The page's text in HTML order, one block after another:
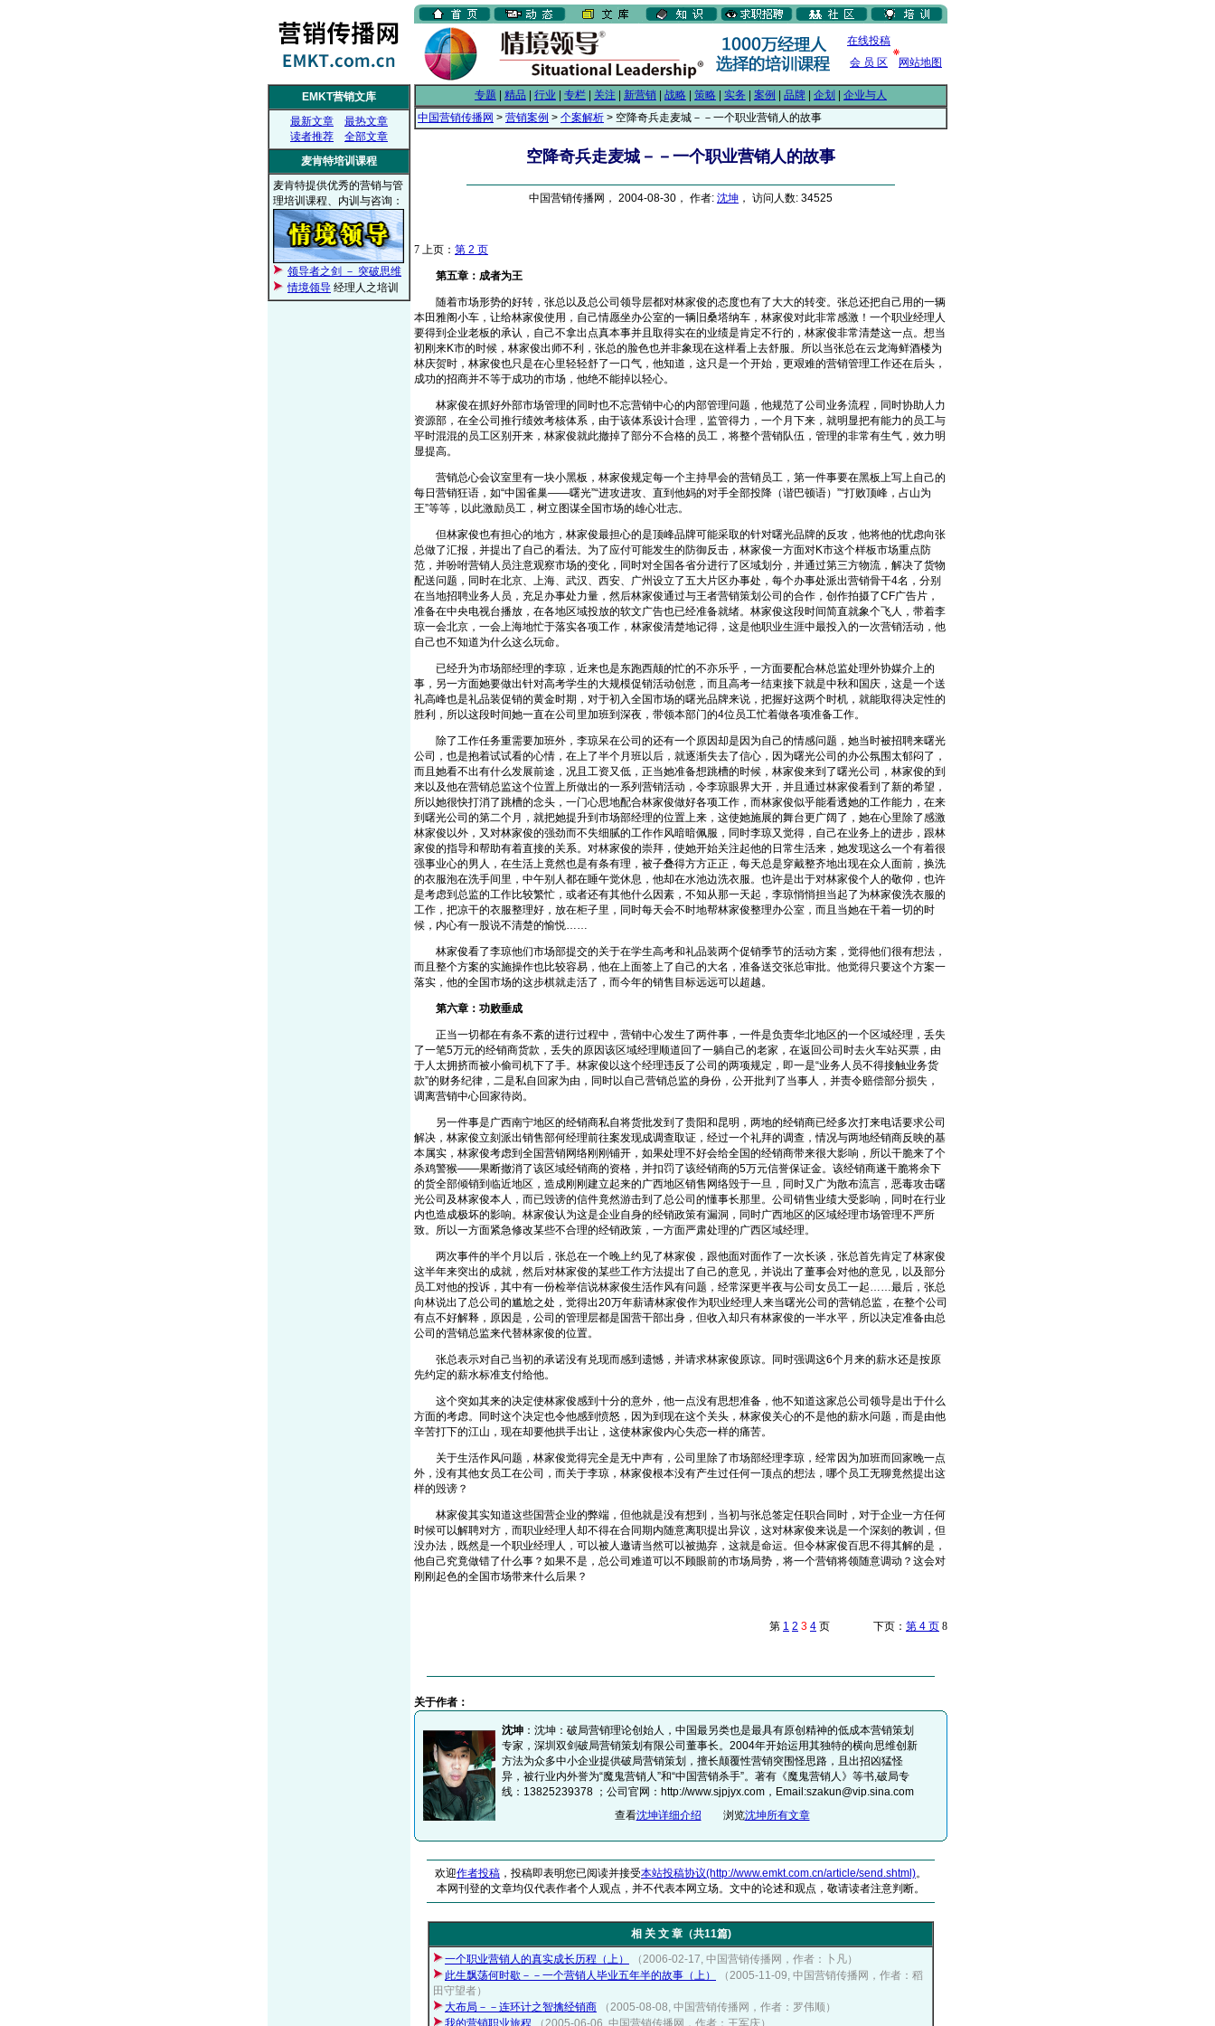
在线投稿
会 员 区
网站地图
EMKT营销文库
最新文章
最热文章
读者推荐
全部文章
麦肯特培训课程
麦肯特提供优秀的营销与管
理培训课程、内训与咨询：
领导者之剑 － 突破思维
情境领导 经理人之培训
专题 精品 行业 专栏 关注 新营销 战略 策略 实务 案例 品牌 企划
企业与人
中国营销传播网 > 营销案例 > 个案解析 > 空降奇兵走麦城－－一个职业营销人的故事
空降奇兵走麦城－－一个职业营销人的故事
中国营销传播网， 2004-08-30， 作者: 沈坤 ， 访问人数: 34525
7 上页： 第 2 页
第五章：成者为王
随着市场形势的好转，张总以及总公司领导层都对林家俊的态度也有了大大的转变。张总还把自己用的一辆
本田雅阁小车，让给林家俊使用，自己情愿坐办公室的一辆旧桑塔纳车，林家俊对此非常感激！一个职业经理人
要得到企业老板的承认，自己不拿出点真本事并且取得实在的业绩是肯定不行的，林家俊非常清楚这一点。想当
初刚来K市的时候，林家俊出师不利，张总的脸色也并非象现在这样看上去舒服。所以当张总在云龙海鲜酒楼为
林庆贺时，林家俊也只是在心里轻轻舒了一口气，他知道，这只是一个开始，更艰难的营销管理工作还在后头，
成功的招商并不等于成功的市场，他绝不能掉以轻心。
林家俊在抓好外部市场管理的同时也不忘营销中心的内部管理问题，他规范了公司业务流程，同时协助人力
资源部，在全公司推行绩效考核体系，由于该体系设计合理，监管得力，一个月下来，就明显把有能力的员工与
平时混混的员工区别开来，林家俊就此撤掉了部分不合格的员工，将整个营销队伍，管理的非常有生气，效力明
显提高。
营销总心会议室里有一块小黑板，林家俊规定每一个主持早会的营销员工，第一件事要在黑板上写上自己的
每日营销狂语，如“中国雀巢——曙光”“进攻进攻、直到他妈的对手全部投降（谐巴顿语）”“打败顶峰，占山为
王”等等，以此激励员工，树立图谋全国市场的雄心壮志。
但林家俊也有担心的地方，林家俊最担心的是顶峰品牌可能采取的针对曙光品牌的反攻，他将他的忧虑向张
总做了汇报，并提出了自己的看法。为了应付可能发生的防御反击，林家俊一方面对K市这个样板市场重点防
范，并吩咐营销人员注意观察市场的变化，同时对全国各省分进行了区域划分，并通过第三方物流，解决了货物
配送问题，同时在北京、上海、武汉、西安、广州设立了五大片区办事处，每个办事处派出营销骨干4名，分别
在当地招聘业务人员，充足办事处力量，然后林家俊通过与王者营销策划公司的合作，创作拍摄了CF广告片，
准备在中央电视台播放，在各地区域投放的软文广告也已经准备就绪。林家俊这段时间简直就象个飞人，带着李
琼一会北京，一会上海地忙于落实各项工作，林家俊清楚地记得，这是他职业生涯中最投入的一次营销活动，他
自己也不知道为什么这么玩命。
已经升为市场部经理的李琼，近来也是东跑西颠的忙的不亦乐乎，一方面要配合林总监处理外协媒介上的
事，另一方面她要做出针对高考学生的大规模促销活动创意，而且高考一结束接下就是中秋和国庆，这是一个送
礼高峰也是礼品装促销的黄金时期，对于初入全国市场的曙光品牌来说，把握好这两个时机，就能取得决定性的
胜利，所以这段时间她一直在公司里加班到深夜，带领本部门的4位员工忙着做各项准备工作。
除了工作任务重需要加班外，李琼呆在公司的还有一个原因却是因为自己的情感问题，她当时被招聘来曙光
公司，也是抱着试试看的心情，在上了半个月班以后，就逐渐失去了信心，因为曙光公司的办公氛围太郁闷了，
而且她看不出有什么发展前途，况且工资又低，正当她准备想跳槽的时候，林家俊来到了曙光公司，林家俊的到
来以及他在营销总监这个位置上所做出的一系列营销活动，令李琼眼界大开，并且通过林家俊看到了新的希望，
所以她很快打消了跳槽的念头，一门心思地配合林家俊做好各项工作，而林家俊似乎能看透她的工作能力，在来
到曙光公司的第二个月，就把她提升到市场部经理的位置上来，这使她施展的舞台更广阔了，她在心里除了感激
林家俊以外，又对林家俊的强劲而不失细腻的工作作风暗暗佩服，同时李琼又觉得，自己在业务上的进步，跟林
家俊的指导和帮助有着直接的关系。对林家俊的崇拜，使她开始关注起他的日常生活来，她发现这么一个有着很
强事业心的男人，在生活上竟然也是有条有理，被子叠得方方正正，每天总是穿戴整齐地出现在众人面前，换洗
的衣服泡在洗手间里，中午别人都在睡午觉休息，他却在水池边洗衣服。也许是出于对林家俊个人的敬仰，也许
是考虑到总监的工作比较繁忙，或者还有其他什么因素，不知从那一天起，李琼悄悄担当起了为林家俊洗衣服的
工作，把凉干的衣服整理好，放在柜子里，同时每天会不时地帮林家俊整理办公室，而且当她在干着一切的时
候，内心有一股说不清楚的愉悦……
林家俊看了李琼他们市场部提交的关于在学生高考和礼品装两个促销季节的活动方案，觉得他们很有想法，
而且整个方案的实施操作也比较容易，他在上面签上了自己的大名，准备送交张总审批。他觉得只要这个方案一
落实，他的全国市场的这步棋就走活了，而今年的销售目标远远可以超越。
第六章：功败垂成
正当一切都在有条不紊的进行过程中，营销中心发生了两件事，一件是负责华北地区的一个区域经理，丢失
了一笔5万元的经销商货款，丢失的原因该区域经理顺道回了一躺自己的老家，在返回公司时去火车站买票，由
于人太拥挤而被小偷司机下了手。林家俊以这个经理违反了公司的两项规定，即一是“业务人员不得接触业务货
款”的财务纪律，二是私自回家为由，同时以自己营销总监的身份，公开批判了当事人，并责令赔偿部分损失，
调离营销中心回家待岗。
另一件事是广西南宁地区的经销商私自将货批发到了贵阳和昆明，两地的经销商已经多次打来电话要求公司
解决，林家俊立刻派出销售部何经理前往案发现成调查取证，经过一个礼拜的调查，情况与两地经销商反映的基
本属实，林家俊考虑到全国营销网络刚刚铺开，如果处理不好会给全国的经销商带来很大影响，所以干脆来了个
杀鸡警猴——果断撤消了该区域经销商的资格，并扣罚了该经销商的5万元信誉保证金。该经销商遂干脆将余下
的货全部倾销到临近地区，造成刚刚建立起来的广西地区销售网络毁于一旦，同时又广为散布流言，恶毒攻击曙
光公司及林家俊本人，而已毁谤的信件竟然游击到了总公司的懂事长那里。公司销售业绩大受影响，同时在行业
内也造成极坏的影响。林家俊认为这是企业自身的经销政策有漏洞，同时广西地区的区域经理市场管理不严所
致。所以一方面紧急修改某些不合理的经销政策，一方面严肃处理的广西区域经理。
两次事件的半个月以后，张总在一个晚上约见了林家俊，跟他面对面作了一次长谈，张总首先肯定了林家俊
这半年来突出的成就，然后对林家俊的某些工作方法提出了自己的意见，并说出了董事会对他的意见，以及部分
员工对他的投诉，其中有一份检举信说林家俊生活作风有问题，经常深更半夜与公司女员工一起……最后，张总
向林说出了总公司的尴尬之处，觉得出20万年薪请林家俊作为职业经理人来当曙光公司的营销总监，在整个公司
有点不好解释，原因是，公司的管理层都是国营干部出身，但收入却只有林家俊的一半水平，所以决定准备由总
公司的营销总监来代替林家俊的位置。
张总表示对自己当初的承诺没有兑现而感到遗憾，并请求林家俊原谅。同时强调这6个月来的薪水还是按原
先约定的薪水标准支付给他。
这个突如其来的决定使林家俊感到十分的意外，他一点没有思想准备，他不知道这家总公司领导是出于什么
方面的考虑。同时这个决定也令他感到愤怒，因为到现在这个关头，林家俊关心的不是他的薪水问题，而是由他
辛苦打下的江山，现在却要他拱手出让，这使林家俊内心失恋一样的痛苦。
关于生活作风问题，林家俊觉得完全是无中声有，公司里除了市场部经理李琼，经常因为加班而回家晚一点
外，没有其他女员工在公司，而关于李琼，林家俊根本没有产生过任何一顶点的想法，哪个员工无聊竟然提出这
样的毁谤？
林家俊其实知道这些国营企业的弊端，但他就是没有想到，当初与张总签定任职合同时，对于企业一方任何
时候可以解聘对方，而职业经理人却不得在合同期内随意离职提出异议，这对林家俊来说是一个深刻的教训，但
没办法，既然是一个职业经理人，可以被人邀请当然可以被抛弃，这就是命运。但令林家俊百思不得其解的是，
他自己究竟做错了什么事？如果不是，总公司难道可以不顾眼前的市场局势，将一个营销将领随意调动？这会对
刚刚起色的全国市场带来什么后果？
第 1 2 3 4 页 下页： 第 4 页 8
关于作者：
沈坤 ：沈坤：破局营销理论创始人，中国最另类也是最具有原创精神的低成本营销策划
专家，深圳双剑破局营销策划有限公司董事长。2004年开始运用其独特的横向思维创新
方法为众多中小企业提供破局营销策划，擅长颠覆性营销突围怪思路，且出招凶猛怪
异，被行业内外誉为“魔鬼营销人”和“中国营销杀手”。著有《魔鬼营销人》等书,破局专
线：13825239378 ；公司官网：http://www.sjpjyx.com，Email:szakun@vip.sina.com
查看沈坤详细介绍 浏览沈坤所有文章
欢迎作者投稿 ，投稿即表明您已阅读并接受本站投稿协议(http://www.emkt.com.cn/article/send.shtml)。
本网刊登的文章均仅代表作者个人观点，并不代表本网立场。文中的论述和观点，敬请读者注意判断。
相 关 文 章（共11篇)
一个职业营销人的真实成长历程（上）
（2006-02-17, 中国营销传播网，作者：卜凡）
此生飘荡何时歇－－一个营销人毕业五年半的故事（上）
（2005-11-09, 中国营销传播网，作者：稻
田守望者）
大布局－－连环计之智擒经销商
（2005-08-08, 中国营销传播网，作者：罗伟顺）
我的营销职业旅程
（2005-06-06, 中国营销传播网，作者：王军庆）